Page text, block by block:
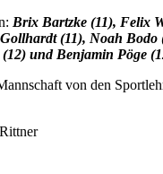
Brix Bartzke (11), Felix
(11), Noah
und Benjamin Pöge
von den